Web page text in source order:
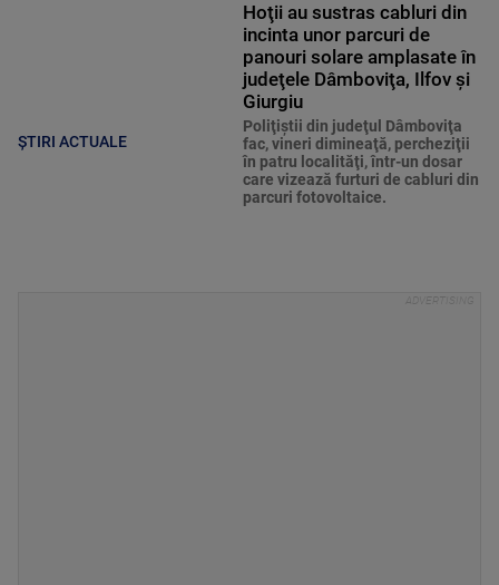
ȘTIRI ACTUALE
Hoţii au sustras cabluri din
incinta unor parcuri de
panouri solare amplasate în
judeţele Dâmboviţa, Ilfov şi
Giurgiu
Poliţiştii din judeţul Dâmboviţa
fac, vineri dimineaţă, percheziţii
în patru localităţi, într-un dosar
care vizează furturi de cabluri din
parcuri fotovoltaice.